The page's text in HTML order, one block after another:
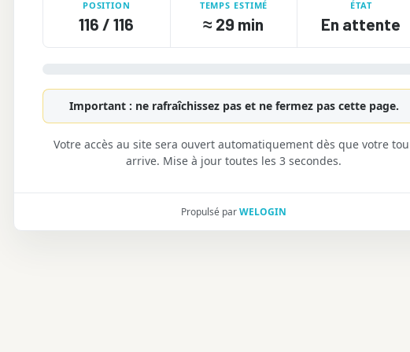
POSITION
116 / 116
TEMPS ESTIMÉ
≈ 29 min
ÉTAT
En attente
Important : ne rafraîchissez pas et ne fermez pas cette page.
Votre accès au site sera ouvert automatiquement dès que votre
arrive. Mise à jour toutes les 3 secondes.
Propulsé parWELOGIN